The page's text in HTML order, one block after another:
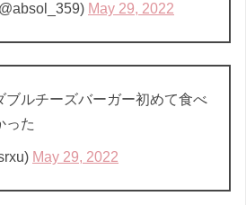
May 29, 2022
ブルチーズバーガー初めて食べ
った
May 29, 2022